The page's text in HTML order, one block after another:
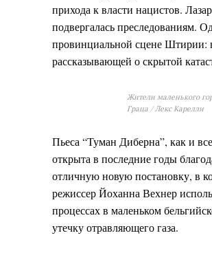
прихода к власти нацистов.
подвергалась преследованиям.
провинциальной сцене Штирии:
рассказывающей о скрытой
Жители маленького
Граца / Лекс Карелли
Пьеса “Туман Диберна”, как и
открыта в последние годы
отличную новую постановку, в
режиссер Йоханна Вехнер
процессах в маленьком
утечку отравляющего газа.